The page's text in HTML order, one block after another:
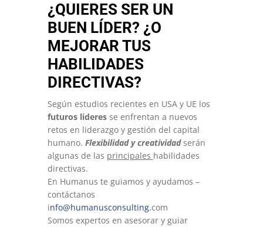
¿QUIERES SER UN
BUEN LÍDER? ¿O
MEJORAR TUS
HABILIDADES
DIRECTIVAS?
Según estudios recientes en USA y UE los
futuros lideres se enfrentan a nuevos
retos en liderazgo y gestión del capital
humano. Flexibilidad y creatividad serán
algunas de las principales habilidades
directivas.
En Humanus te guiamos y ayudamos –
contáctanos
info@humanusconsulting.com
Somos expertos en asesorar y guiar